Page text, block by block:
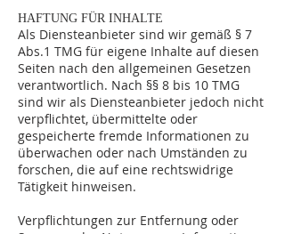
HAFTUNG FÜR INHALTE
Als Diensteanbieter sind wir gemäß § 7
Abs.1 TMG für eigene Inhalte auf diesen
Seiten nach den allgemeinen Gesetzen
verantwortlich. Nach §§ 8 bis 10 TMG
sind wir als Diensteanbieter jedoch nicht
verpflichtet, übermittelte oder
gespeicherte fremde Informationen zu
überwachen oder nach Umständen zu
forschen, die auf eine rechtswidrige
Tätigkeit hinweisen.
Verpflichtungen zur Entfernung oder